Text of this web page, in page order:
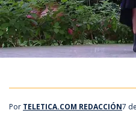
Por TELETICA.COM REDACCIÓN7